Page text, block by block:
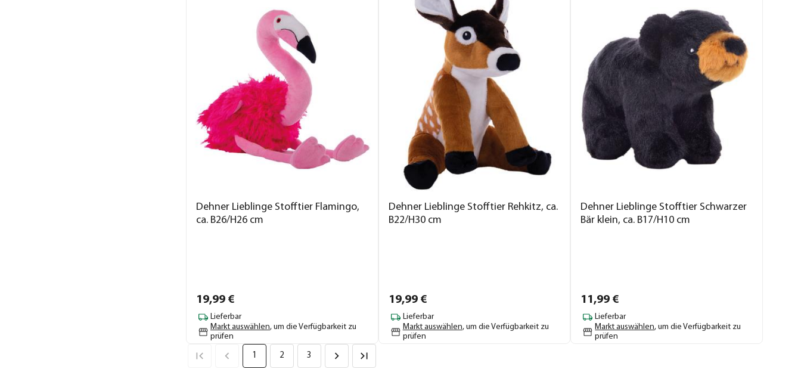
Dehner Lieblinge Stofftier Flamingo,
ca. B26/H26 cm
19,99 €
Lieferbar
Markt auswählen, um die Verfügbarkeit zu
prüfen
Dehner Lieblinge Stofftier Rehkitz, ca.
B22/H30 cm
19,99€
Lieferbar
Markt auswählen, um die Verfügbarkeit zu
prüfen
Dehner Lieblinge Stofftier Schwarzer
Bär klein, ca. B17/H10 cm
11,99 €
Lieferbar
Markt auswählen, um die Verfügbarkeit zu
prüfen
1 2 3